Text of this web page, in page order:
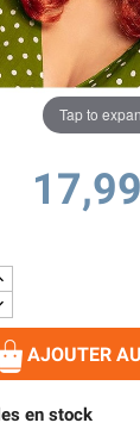
Tap to
AJOUTER
en stock